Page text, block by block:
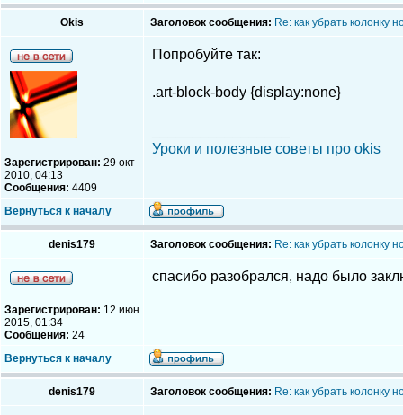
Okis Заголовок сообщения: Re: как убрать колонку
Зарегистрирован: 29 окт
2010, 04:13
Сообщения: 4409
Попробуйте так:
.art-block-body {display:none}
Уроки и полезные советы про okis
Вернуться к началу
denis179 Заголовок сообщения: Re: как убрать колонку
Зарегистрирован: 12 июн
2015, 01:34
Сообщения: 24
спасибо разобрался, надо было
Вернуться к началу
denis179 Заголовок сообщения: Re: как убрать колонку